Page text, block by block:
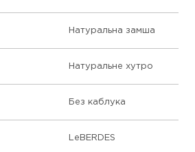
Натуральна замша
Натуральне хутро
Без каблука
LeBERDES